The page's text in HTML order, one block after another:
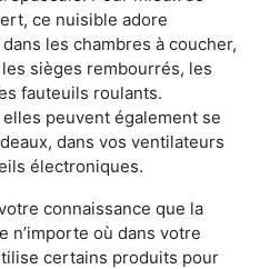
ce nuisible adore
les chambres à coucher,
sièges rembourrés, les
fauteuils roulants.
peuvent également se
dans vos ventilateurs
électroniques.
connaissance que la
n’importe où dans votre
certains produits pour